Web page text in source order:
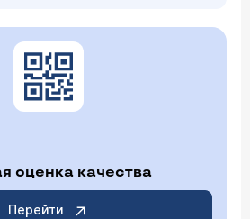
оценка качества
Перейти